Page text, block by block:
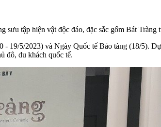
sưu tập hiện vật độc đáo, đặc sắc gốm Bát
19/5/2023) và Ngày Quốc tế Bảo tàng (18/5).
đô, du khách quốc tế.